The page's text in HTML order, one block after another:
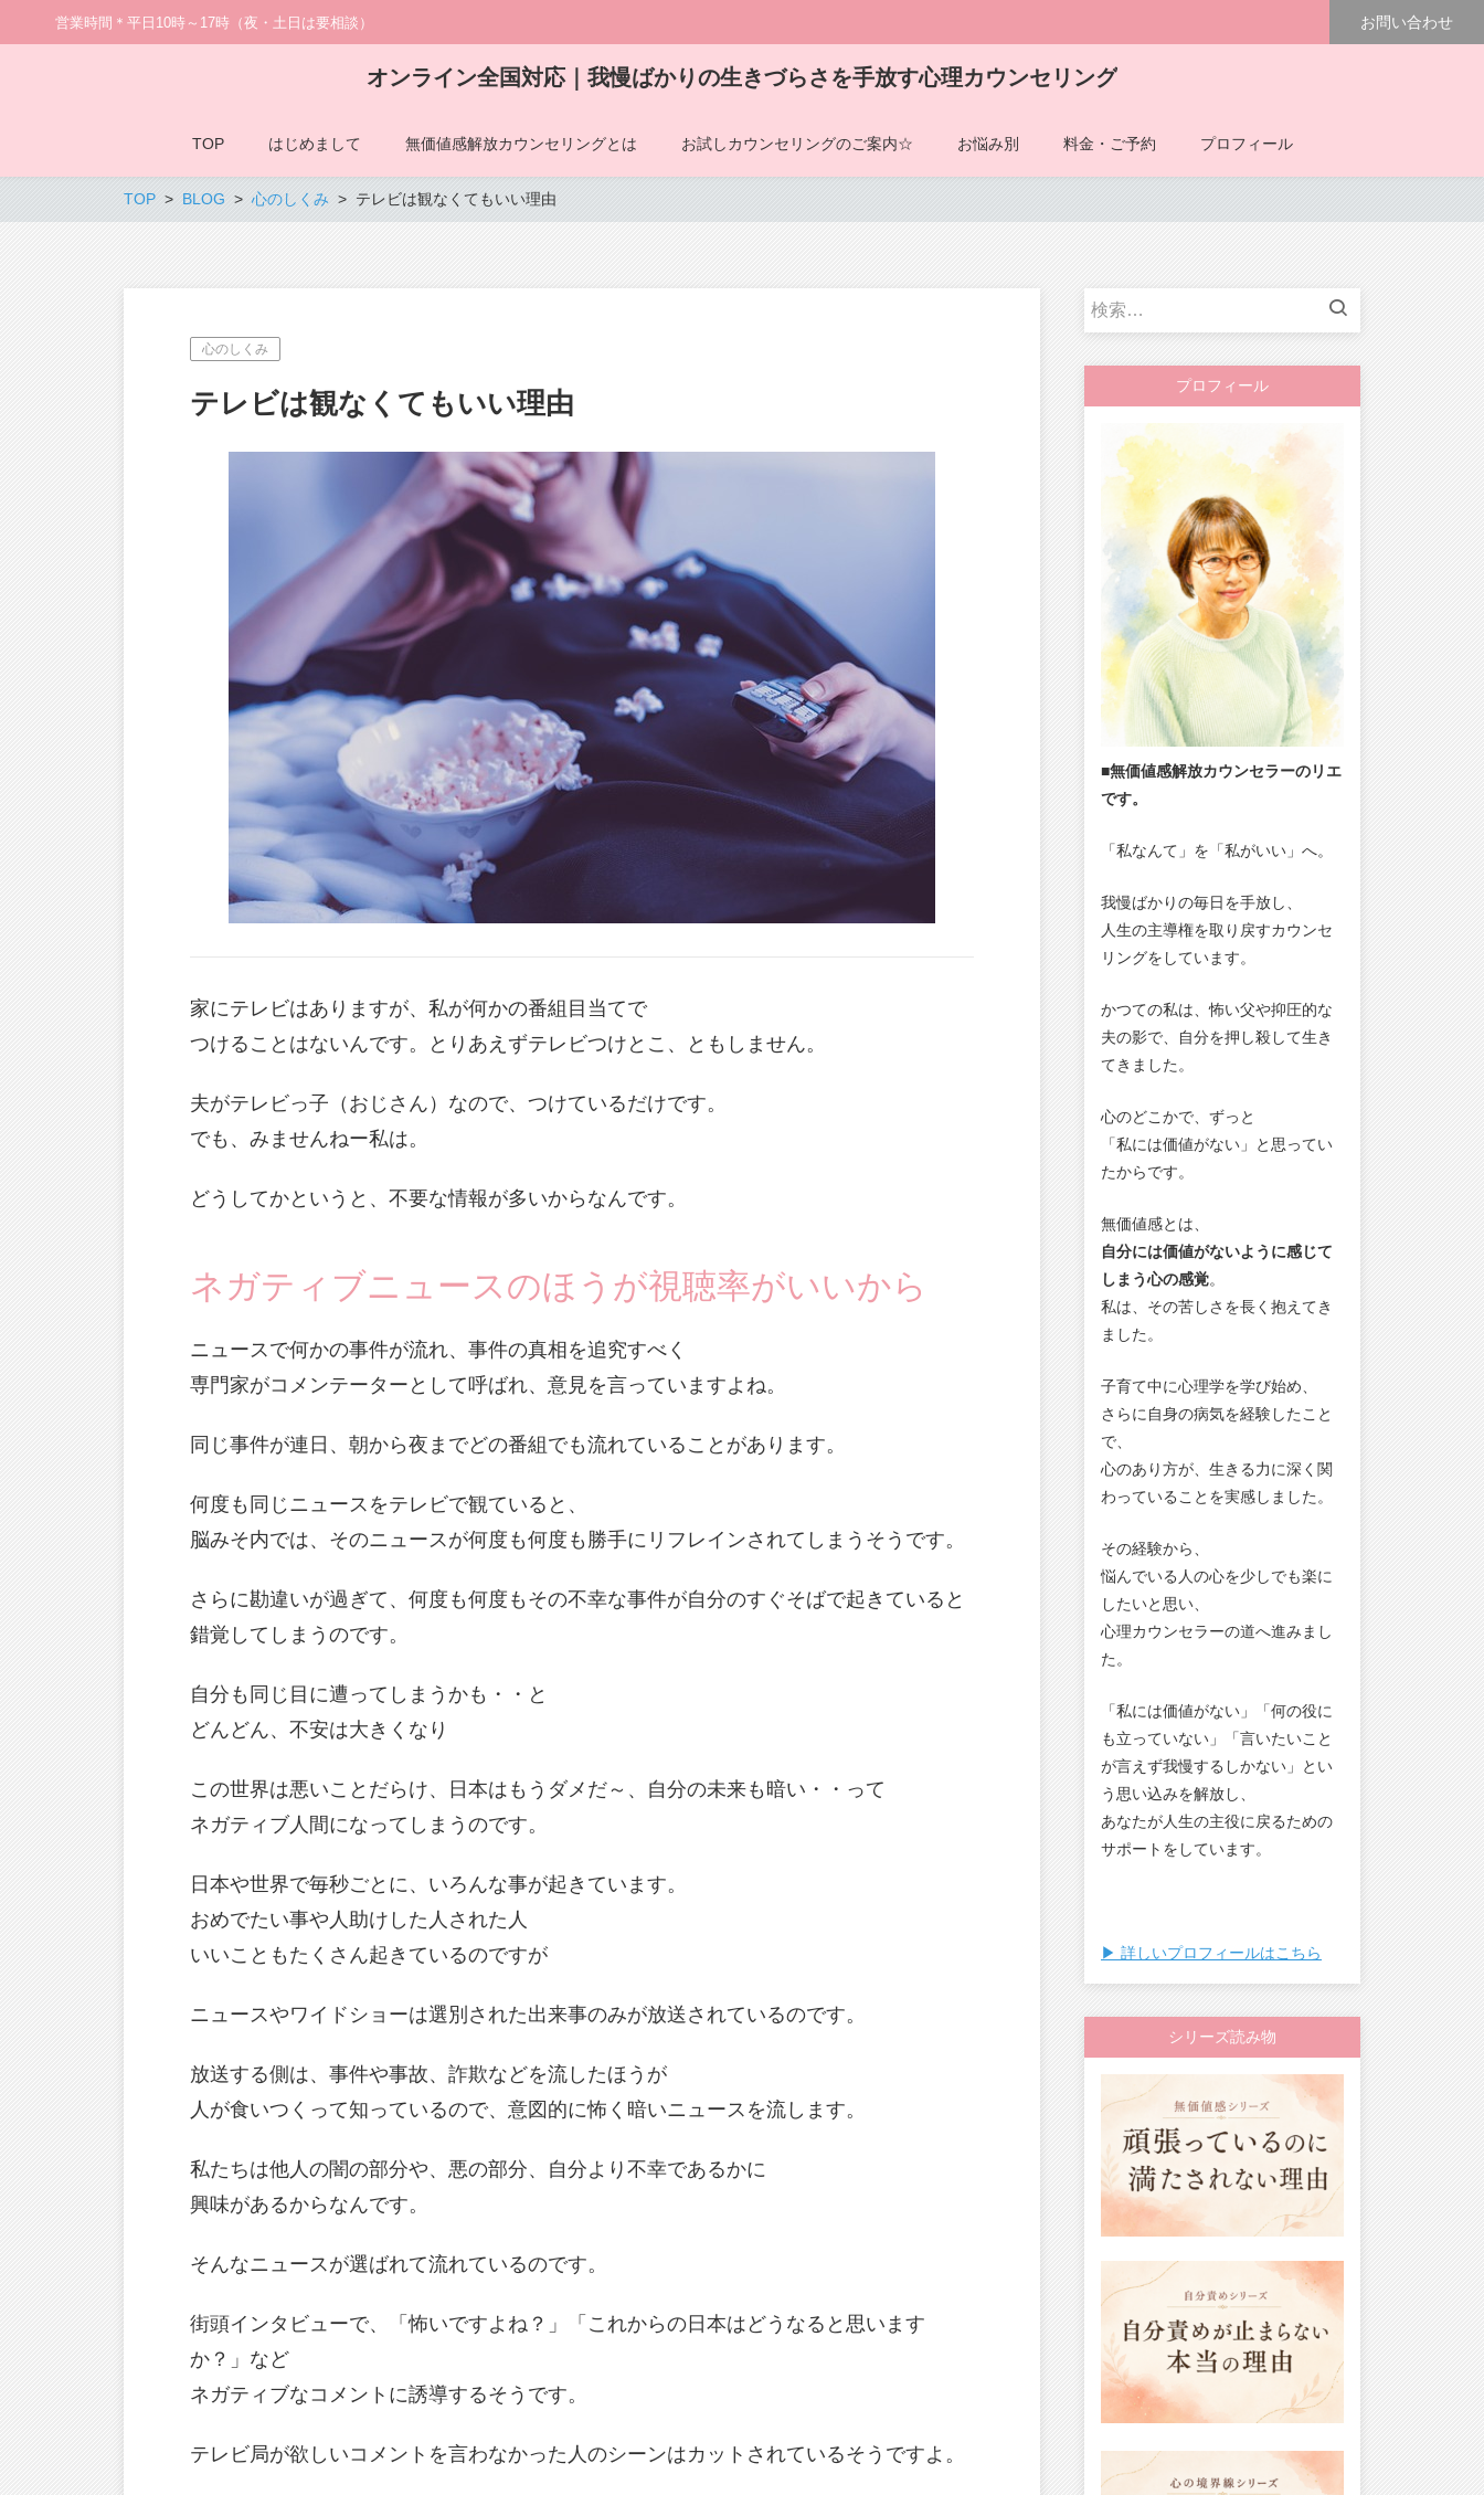
営業時間＊平日10時～17時（夜・土日は要相談） お問い合わせ
オンライン全国対応｜我慢ばかりの生きづらさを手放す心理カウンセリング
TOP はじめまして 無価値感解放カウンセリングとは お試しカウンセリングのご案内☆ お悩み別 料金・ご予約 プロフィール
TOP BLOG 心のしくみ テレビは観なくてもいい理由
心のしくみ
テレビは観なくてもいい理由
家にテレビはありますが、私が何かの番組目当てで
つけることはないんです。とりあえずテレビつけとこ、ともしません。
夫がテレビっ子（おじさん）なので、つけているだけです。
でも、みませんねー私は。
どうしてかというと、不要な情報が多いからなんです。
ネガティブニュースのほうが視聴率がいいから
ニュースで何かの事件が流れ、事件の真相を追究すべく
専門家がコメンテーターとして呼ばれ、意見を言っていますよね。
同じ事件が連日、朝から夜までどの番組でも流れていることがあります。
何度も同じニュースをテレビで観ていると、
脳みそ内では、そのニュースが何度も何度も勝手にリフレインされてしまうそうです。
さらに勘違いが過ぎて、何度も何度もその不幸な事件が自分のすぐそばで起きていると
錯覚してしまうのです。
自分も同じ目に遭ってしまうかも・・と
どんどん、不安は大きくなり
この世界は悪いことだらけ、日本はもうダメだ～、自分の未来も暗い・・って
ネガティブ人間になってしまうのです。
日本や世界で毎秒ごとに、いろんな事が起きています。
おめでたい事や人助けした人された人
いいこともたくさん起きているのですが
ニュースやワイドショーは選別された出来事のみが放送されているのです。
放送する側は、事件や事故、詐欺などを流したほうが
人が食いつくって知っているので、意図的に怖く暗いニュースを流します。
私たちは他人の闇の部分や、悪の部分、自分より不幸であるかに
興味があるからなんです。
そんなニュースが選ばれて流れているのです。
街頭インタビューで、「怖いですよね？」「これからの日本はどうなると思います
か？」など
ネガティブなコメントに誘導するそうです。
テレビ局が欲しいコメントを言わなかった人のシーンはカットされているそうですよ。
検
プロフィール
■無価値感解放カウンセラーのリエ
です。
「私なんて」を「私がいい」へ。
我慢ばかりの毎日を手放し、
人生の主導権を取り戻すカウンセ
リングをしています。
かつての私は、怖い父や抑圧的な
夫の影で、自分を押し殺して生き
てきました。
心のどこかで、ずっと
「私には価値がない」と思ってい
たからです。
無価値感とは、
自分には価値がないように感じて
しまう心の感覚。
私は、その苦しさを長く抱えてき
ました。
子育て中に心理学を学び始め、
さらに自身の病気を経験したこと
で、
心のあり方が、生きる力に深く関
わっていることを実感しました。
その経験から、
悩んでいる人の心を少しでも楽に
したいと思い、
心理カウンセラーの道へ進みまし
た。
「私には価値がない」「何の役に
も立っていない」「言いたいこと
が言えず我慢するしかない」とい
う思い込みを解放し、
あなたが人生の主役に戻るための
サポートをしています。
▶︎ 詳しいプロフィールはこちら
シリーズ読み物